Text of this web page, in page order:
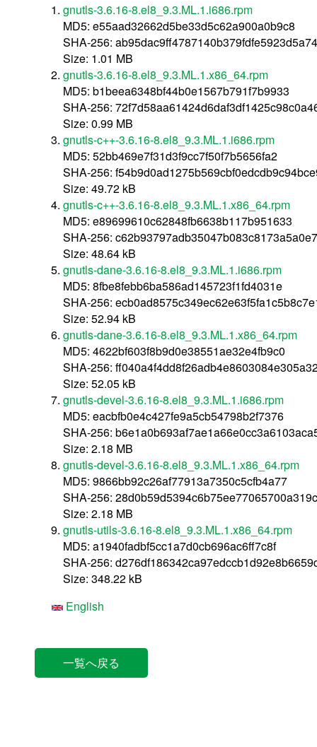
gnutls-3.6.16-8.el8_9.3.ML.1.i686.rpm
MD5: e55aad32662d5be33d5c62a900a0b9c8
SHA-256:
Size: 1.01 MB
gnutls-3.6.16-8.el8_9.3.ML.1.x86_64.rpm
MD5: b1beea6348bf44b0e1567b791f7b9933
SHA-256:
Size: 0.99 MB
gnutls-c++-3.6.16-8.el8_9.3.ML.1.i686.rpm
MD5: 52bb469e7f31d3f9cc7f50f7b5656fa2
SHA-256:
Size: 49.72 kB
gnutls-c++-3.6.16-8.el8_9.3.ML.1.x86_64.rpm
MD5: e89699610c62848fb6638b117b951633
SHA-256:
Size: 48.64 kB
gnutls-dane-3.6.16-8.el8_9.3.ML.1.i686.rpm
MD5: 8fbe8febb6ba586ad145723f1fd4031e
SHA-256:
Size: 52.94 kB
gnutls-dane-3.6.16-8.el8_9.3.ML.1.x86_64.rpm
MD5: 4622bf603f8b9d0e38551ae32e4fb9c0
SHA-256:
Size: 52.05 kB
gnutls-devel-3.6.16-8.el8_9.3.ML.1.i686.rpm
MD5: eacbfb0e4c427fe9a5cb54798b2f7376
SHA-256:
Size: 2.18 MB
gnutls-devel-3.6.16-8.el8_9.3.ML.1.x86_64.rpm
MD5: 9866bb92c26af77913a7350c5cfb4a77
SHA-256:
Size: 2.18 MB
gnutls-utils-3.6.16-8.el8_9.3.ML.1.x86_64.rpm
MD5: a1940fadbf5cc1a7d0cb696ac6ff7c8f
SHA-256:
Size: 348.22 kB
English
一覧へ戻る